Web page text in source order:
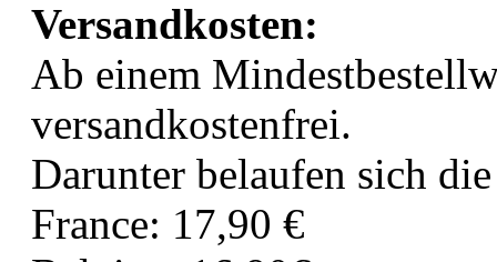
Versandkosten:
Ab einem
versandkostenfrei.
Darunter belaufen sich
France: 17,90 €